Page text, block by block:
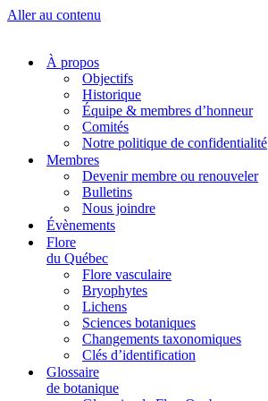
Aller au contenu
À propos
Objectifs
Historique
Équipe & membres d’honneur
Comités
Notre politique de confidentialité
Membres
Devenir membre ou renouveler
Bulletins
Nous joindre
Évènements
Flore
du Québec
Flore vasculaire
Bryophytes
Lichens
Sciences botaniques
Changements taxonomiques
Clés d’identification
Glossaire
de botanique